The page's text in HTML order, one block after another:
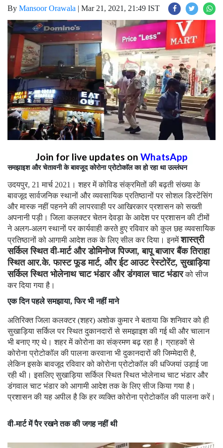
By Mansoor Orawala | Mar 21, 2021, 21:49 IST
Join for live updates on WhatsApp
समझाइश और चेतावनी के बावजूद कोरोना प्रोटोकाॅल का हो रहा था उल्लंघन
उदयपुर, 21 मार्च 2021। शहर में कोविड संक्रमितों की बढ़ती संख्या के
बावजूद सार्वजनिक स्थानों और व्यवसायिक प्रतिष्ठानों पर सोशल डिस्टेंसिंग
और मास्क नहीं पहनने की लापरवाही पर आखिरकार प्रशासन को सख्ती
अपनानी पड़ी। जिला कलक्टर चेतन देवड़ा के आदेश पर प्रशासन की टीमों
ने अलग-अलग स्थानों पर कार्यवाही करते हुए रविवार को कुल छह व्यवसायिक
प्रतिष्ठानों को आगामी आदेश तक के लिए सील कर दिया। इनमेंशास्त्री
सर्किल स्थित वी-मार्ट और डोमिनोज पिज्जा, बापू बाजार बैंक तिराहा
स्थित आर.के. फास्ट फूड मार्ट, और ईट आउट रेस्टोरेंट, सुखाड़िया
सर्किल स्थित भोलेनाथ चाट भंडार और डंगवाल चाट भंडारको सीज
कर दिया गया है।
एक दिन पहले समझाया, फिर भी नहीं माने
अतिरिक्त जिला कलक्टर (शहर) अशोक कुमार ने बताया कि शनिवार को ही
सुखाड़िया सर्किल पर स्थित दुकानदारों से समझाइश की गई थी और चालान
भी बनाए गए थे। शहर में कोरोना का संक्रमण बढ़ रहा है। ग्राहकों से
कोरोना प्रोटोकाॅल की पालना करवाना भी दुकानदारों की जिम्मेदारी है,
लेकिन इसके बावजूद रविवार को कोरोना प्रोटोकाॅल की धज्जियां उड़ाई जा
रही थी। इसलिए सुखाड़िया सर्किल स्थित स्थित भोलेनाथ चाट भंडार और
डंगवाल चाट भंडार को आगामी आदेश तक के लिए सीज किया गया है।
प्रशासन की यह अपील है कि हर व्यक्ति कोरोना प्रोटोकाॅल की पालना करें।
वी-मार्ट में पैर रखने तक की जगह नहीं थी